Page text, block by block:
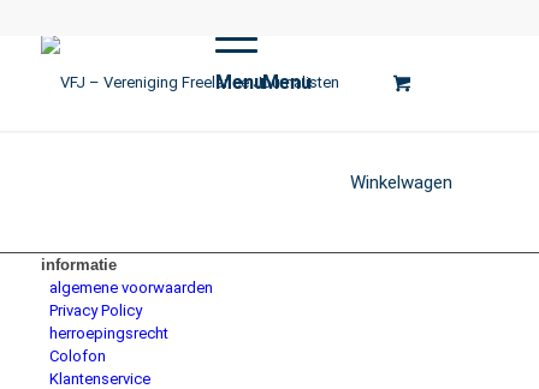
MenuMenu
Winkelwagen
informatie
algemene voorwaarden
Privacy Policy
herroepingsrecht
Colofon
Klantenservice